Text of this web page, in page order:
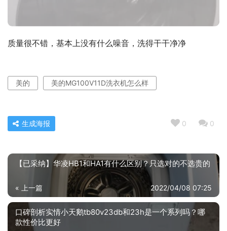
质量很不错，基本上没有什么噪音，洗得干干净净
美的 美的MG100V11D洗衣机怎么样
0 0
生成海报
【已采纳】华凌HB1和HA1有什么区别？只选对的不选贵的
« 上一篇 2022/04/08 07:25
口碑剖析实情小天鹅tb80v23db和23h是一个系列吗？哪
款性价比更好